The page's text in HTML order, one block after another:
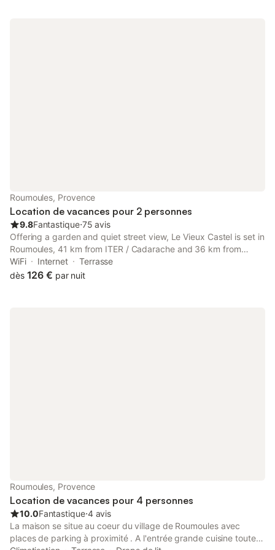
Roumoules, Provence
Location de vacances pour 2 personnes
9.8Fantastique⋅75 avis
Offering a garden and quiet street view, Le Vieux Castel is set in
Roumoules, 41 km from ITER / Cadarache and 36 km from
Digne Golf Course. Featuring a shared lounge, this property also
provides guests with a picnic area.
WiFi Internet
Terrasse
dès 126 € par nuit
Roumoules, Provence
Location de vacances pour 4 personnes
10.0Fantastique⋅4 avis
La maison se situe au coeur du village de Roumoules avec
places de parking à proximité . A l'entrée grande cuisine toute